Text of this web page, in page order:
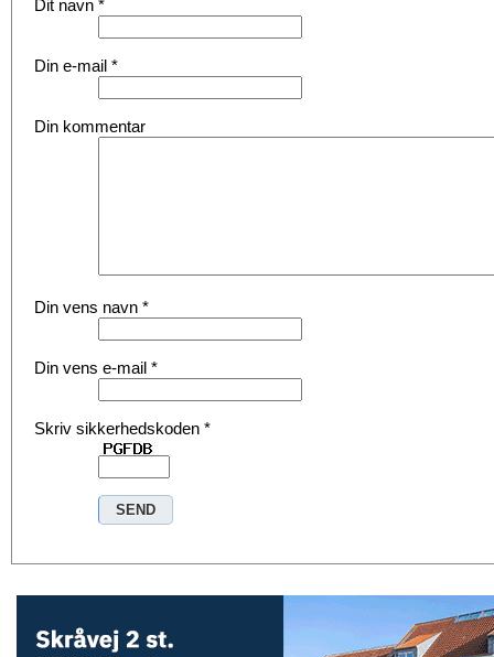
Dit navn *
Din e-mail *
Din kommentar
Din vens navn *
Din vens e-mail *
Skriv sikkerhedskoden *